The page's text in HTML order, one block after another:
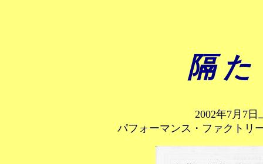
隔 た
2002年7月7日
パフォーマンス・ファクトリ